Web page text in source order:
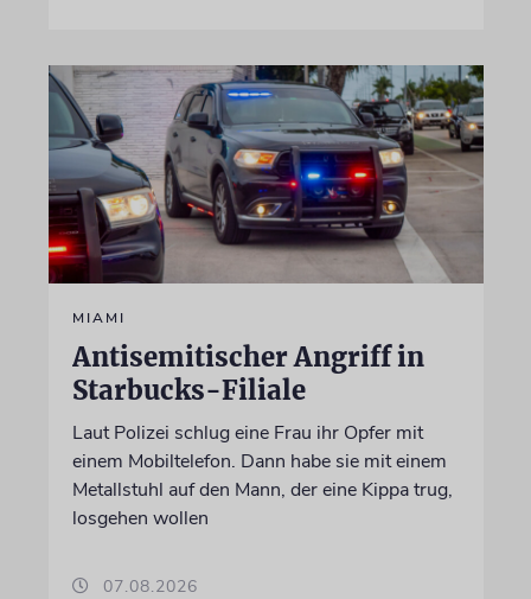
MIAMI
Antisemitischer Angriff in
Starbucks-Filiale
Laut Polizei schlug eine Frau ihr Opfer mit
einem Mobiltelefon. Dann habe sie mit einem
Metallstuhl auf den Mann, der eine Kippa trug,
losgehen wollen
07.08.2026